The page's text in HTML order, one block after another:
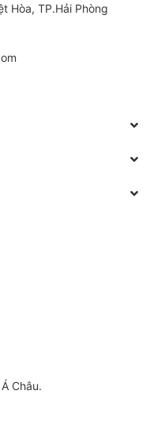
hút chân không
khách hàng sẽ nhận
chất lượng đảm
tận tình.
nhanh chóng và
sẵn có.
dài với bơm hút chân
ngay với ACCOM để
Hòa, TP.Hải Phòng
Châu.